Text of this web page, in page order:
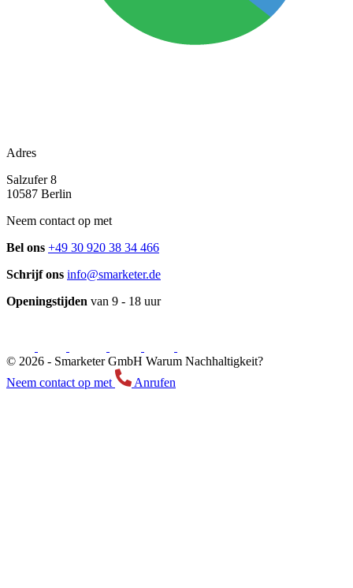
Adres
Salzufer 8
10587 Berlin
Neem contact op met
Bel ons +49 30 920 38 34 466
Schrijf ons info@smarketer.de
Openingstijden van 9 - 18 uur
© 2026 - Smarketer GmbH Warum Nachhaltigkeit?
Neem contact op met
Anrufen